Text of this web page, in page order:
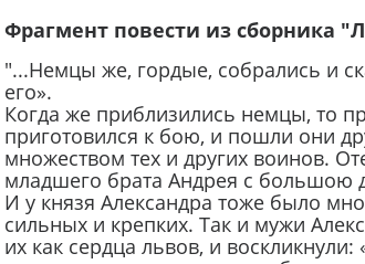
Фрагмент повести из сборника
"...Немцы же, гордые, собрались и
его».
Когда же приблизились немцы, то
приготовился к бою, и пошли они
множеством тех и других воинов.
младшего брата Андрея с большою
И у князя Александра тоже было
сильных и крепких. Так и мужи
их как сердца львов, и